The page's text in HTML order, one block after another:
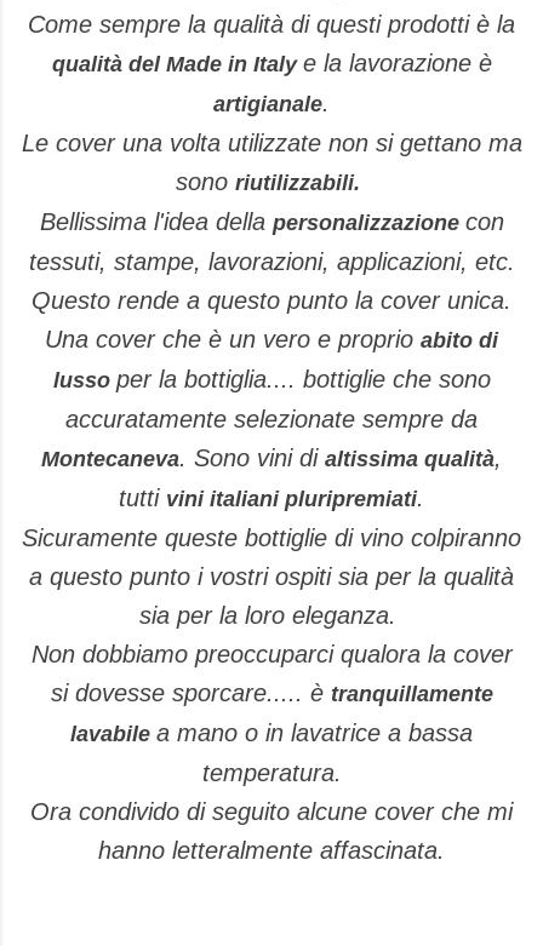
Come sempre la qualità di questi prodotti è la
qualità del Made in Italy e la lavorazione è
artigianale.
Le cover una volta utilizzate non si gettano ma
sono riutilizzabili.
Bellissima l'idea della personalizzazione con
tessuti, stampe, lavorazioni, applicazioni, etc.
Questo rende a questo punto la cover unica.
Una cover che è un vero e proprio abito di
lusso per la bottiglia.... bottiglie che sono
accuratamente selezionate sempre da
Montecaneva. Sono vini di altissima qualità,
tutti vini italiani pluripremiati.
Sicuramente queste bottiglie di vino colpiranno
a questo punto i vostri ospiti sia per la qualità
sia per la loro eleganza.
Non dobbiamo preoccuparci qualora la cover
si dovesse sporcare..... è tranquillamente
lavabile a mano o in lavatrice a bassa
temperatura.
Ora condivido di seguito alcune cover che mi
hanno letteralmente affascinata.